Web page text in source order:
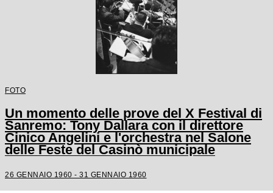
FOTO
Un momento delle prove del X Festival di
Sanremo: Tony Dallara con il direttore
Cinico Angelini e l'orchestra nel Salone
delle Feste del Casinò municipale
26 GENNAIO 1960 - 31 GENNAIO 1960